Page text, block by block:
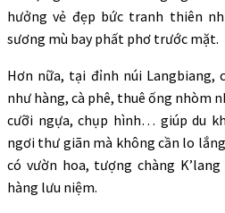
hưởng vẻ đẹp bức tranh thiên
sương mù bay phất phơ trước mặt.
Hơn nữa, tại đỉnh núi Langbiang,
như hàng, cà phê, thuê ống nhòm
cưỡi ngựa, chụp hình… giúp du
ngơi thư giãn mà không cần lo
có vườn hoa, tượng chàng
hàng lưu niệm.